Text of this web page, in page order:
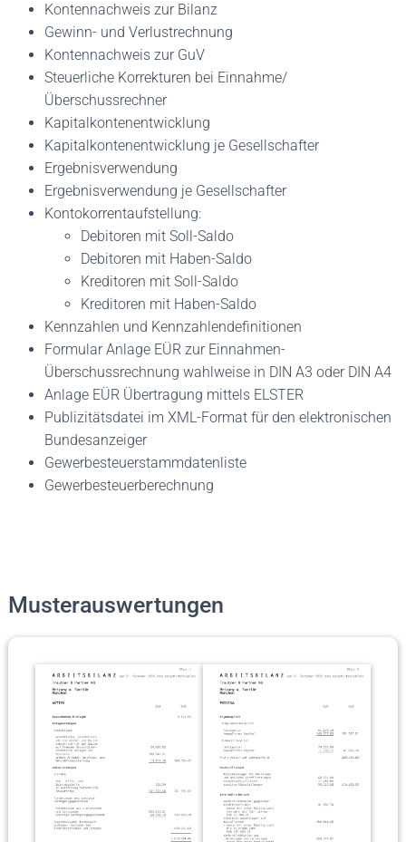
Kontennachweis zur Bilanz
Gewinn- und Verlustrechnung
Kontennachweis zur GuV
Steuerliche Korrekturen bei Einnahme/
Überschussrechner
Kapitalkontenentwicklung
Kapitalkontenentwicklung je Gesellschafter
Ergebnisverwendung
Ergebnisverwendung je Gesellschafter
Kontokorrentaufstellung:
Debitoren mit Soll-Saldo
Debitoren mit Haben-Saldo
Kreditoren mit Soll-Saldo
Kreditoren mit Haben-Saldo
Kennzahlen und Kennzahlendefinitionen
Formular Anlage EÜR zur Einnahmen-
Überschussrechnung wahlweise in DIN A3 oder DIN A4
Anlage EÜR Übertragung mittels ELSTER
Publizitätsdatei im XML-Format für den elektronischen
Bundesanzeiger
Gewerbesteuerstammdatenliste
Gewerbesteuerberechnung
Musterauswertungen